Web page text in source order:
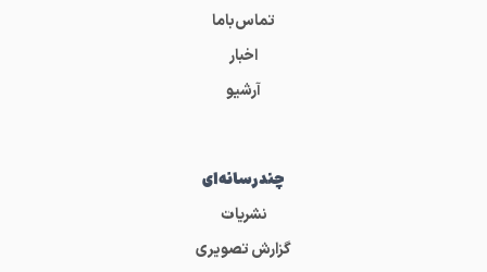
تماس‌باما
اخبار
آرشیو
چندرسانه‌ای
نشریات
گزارش تصویری